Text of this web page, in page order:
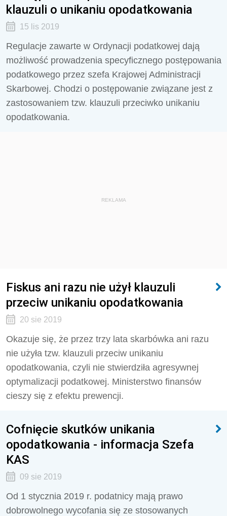
klauzuli o unikaniu opodatkowania
15 lis 2019
Regulacje zawarte w Ordynacji podatkowej dają
możliwość prowadzenia specyficznego postępowania
podatkowego przez szefa Krajowej Administracji
Skarbowej. Chodzi o postępowanie związane jest z
zastosowaniem tzw. klauzuli przeciwko unikaniu
opodatkowania.
REKLAMA
Fiskus ani razu nie użył klauzuli
przeciw unikaniu opodatkowania
20 sie 2019
Okazuje się, że przez trzy lata skarbówka ani razu
nie użyła tzw. klauzuli przeciw unikaniu
opodatkowania, czyli nie stwierdziła agresywnej
optymalizacji podatkowej. Ministerstwo finansów
cieszy się z efektu prewencji.
Cofnięcie skutków unikania
opodatkowania - informacja Szefa
KAS
09 sie 2019
Od 1 stycznia 2019 r. podatnicy mają prawo
dobrowolnego wycofania się ze stosowanych